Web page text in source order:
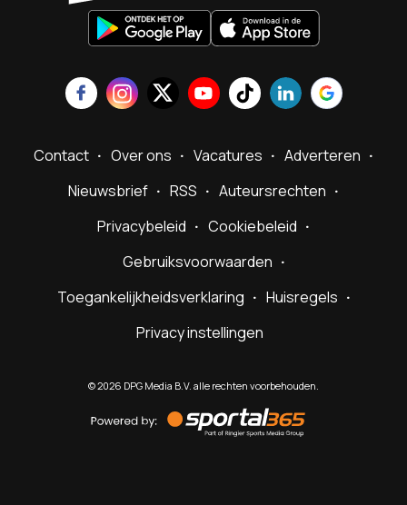
Contact Over ons Vacatures
Adverteren
Nieuwsbrief
RSS
Auteursrechten
Privacybeleid
Cookiebeleid
Gebruiksvoorwaarden
Toegankelijkheidsverklaring
Huisregels
Privacy instellingen
©2026 DPG Media B.V. alle rechten voorbehouden.
by
Sportal365